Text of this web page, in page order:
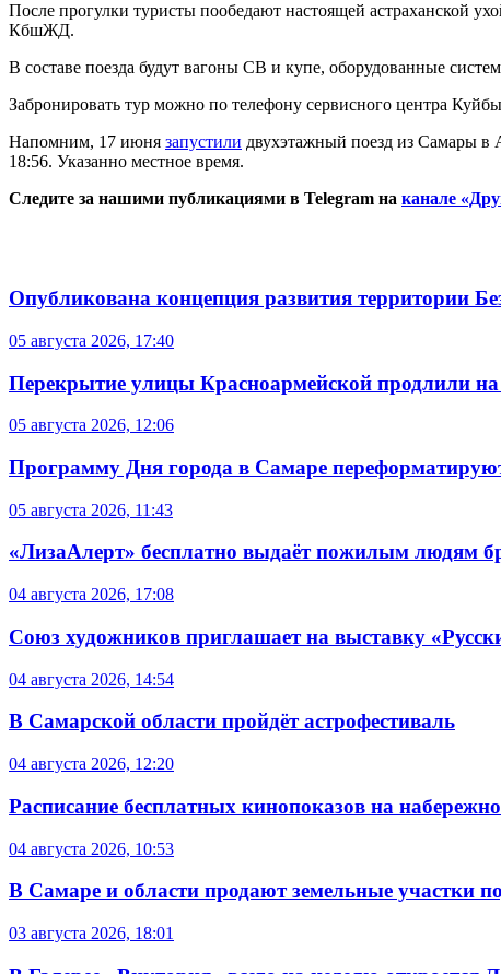
После прогулки туристы пообедают настоящей астраханской
КбшЖД.
В составе поезда будут вагоны СВ и купе, оборудованные
Забронировать тур можно по телефону сервисного центра
Напомним, 17 июня запустили двухэтажный поезд из Самары в
18:56. Указанно местное время.
Следите за нашими публикациями в Telegram на канале
Опубликована концепция развития территории
05 августа 2026, 17:40
Перекрытие улицы Красноармейской продлили на
05 августа 2026, 12:06
Программу Дня города в Самаре
05 августа 2026, 11:43
«ЛизаАлерт» бесплатно выдаёт пожилым людям
04 августа 2026, 17:08
Союз художников приглашает на выставку
04 августа 2026, 14:54
В Самарской области пройдёт астрофестиваль
04 августа 2026, 12:20
Расписание бесплатных кинопоказов на
04 августа 2026, 10:53
В Самаре и области продают земельные участки
03 августа 2026, 18:01